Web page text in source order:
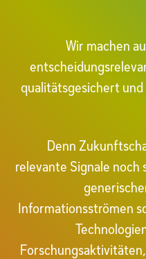
Wir machen
qualitätsgesichert
Denn
relevante Signale noch
Informationsströmen